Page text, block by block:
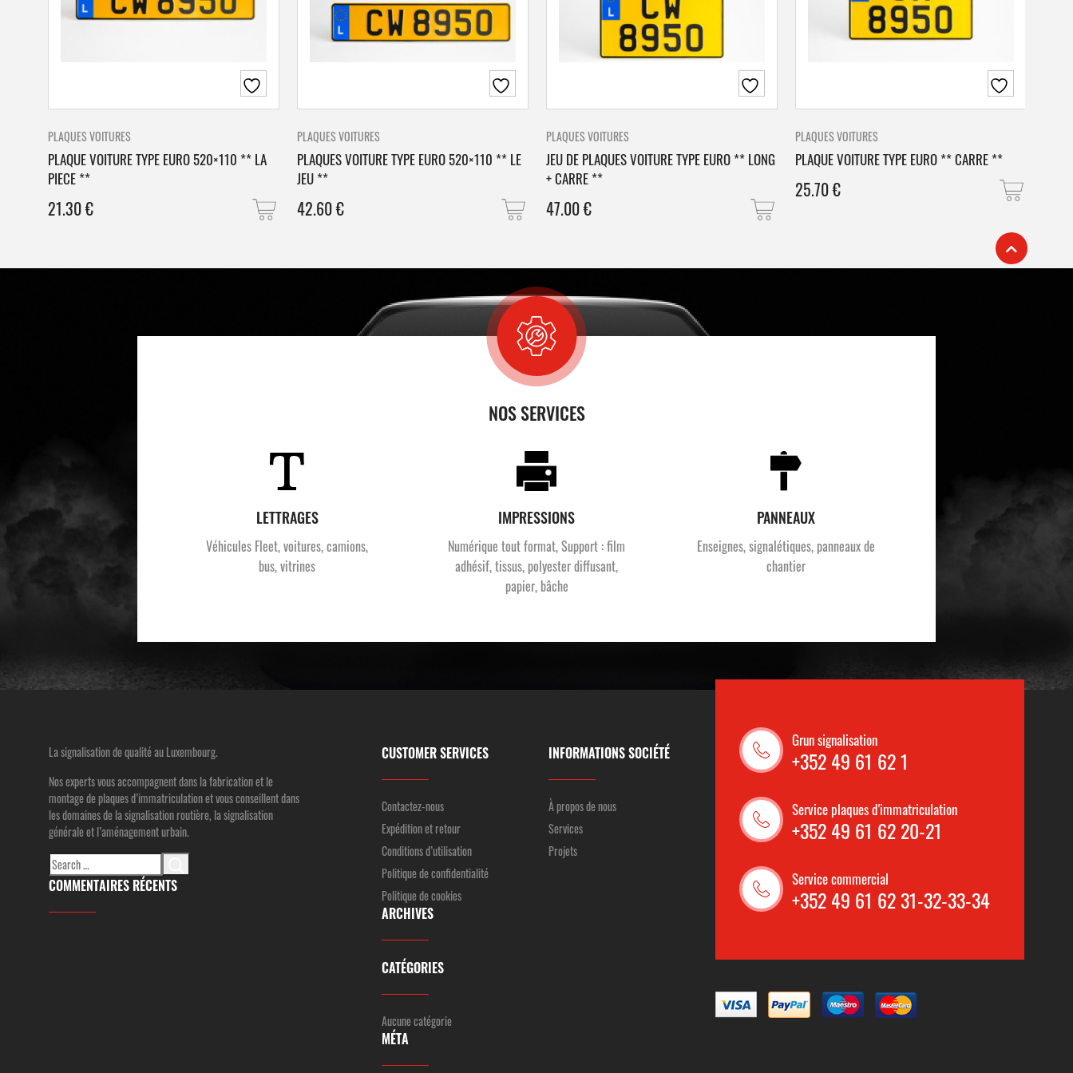
PLAQUES VOITURES
PLAQUE VOITURE TYPE EURO 520×110 ** LA
PIECE **
21.30€
PLAQUES VOITURES
PLAQUES VOITURE TYPE EURO 520×110 ** LE
JEU **
42.60€
PLAQUES VOITURES
JEU DE PLAQUES VOITURE TYPE EURO ** LONG
+ CARRE **
47.00€
PLAQUES VOITURES
PLAQUE VOITURE TYPE EURO ** CARRE **
25.70€
NOS SERVICES
LETTRAGES
Véhicules Fleet, voitures, camions,
bus, vitrines
IMPRESSIONS
Numérique tout format, Support : film
adhésif, tissus, polyester diffusant,
papier, bâche
PANNEAUX
Enseignes, signalétiques, panneaux de
chantier
La signalisation de qualité au Luxembourg.
Nos experts vous accompagnent dans la fabrication et le
montage de plaques d’immatriculation et vous conseillent dans
les domaines de la signalisation routière, la signalisation
générale et l’aménagement urbain.
Search
for:
COMMENTAIRES RÉCENTS
CUSTOMER SERVICES
Contactez-nous
Expédition et retour
Conditions d’utilisation
Politique de confidentialité
Politique de cookies
ARCHIVES
CATÉGORIES
Aucune catégorie
MÉTA
INFORMATIONS SOCIÉTÉ
À propos de nous
Services
Projets
Grun signalisation
+352 49 61 62 1
Service plaques d'immatriculation
+352 49 61 62 20-21
Service commercial
+352 49 61 62 31-32-33-34